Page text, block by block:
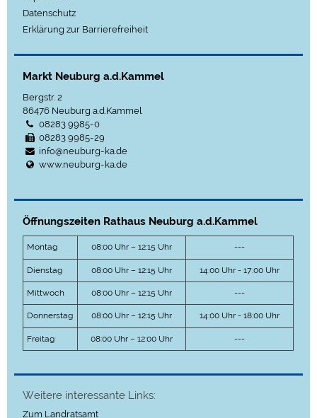
Datenschutz
Erklärung zur Barrierefreiheit
Markt Neuburg a.d.Kammel
Bergstr. 2
86476 Neuburg a.d.Kammel
08283 9985-0
08283 9985-29
info@neuburg-ka.de
www.neuburg-ka.de
Öffnungszeiten Rathaus Neuburg a.d.Kammel
Montag 08:00 Uhr – 12:15 Uhr ---
Dienstag 08:00 Uhr – 12:15 Uhr 14:00 Uhr - 17:00 Uhr
Mittwoch 08:00 Uhr – 12:15 Uhr ---
Donnerstag 08:00 Uhr – 12:15 Uhr 14:00 Uhr - 18:00 Uhr
Freitag 08:00 Uhr – 12:00 Uhr ---
Weitere interessante Links:
Zum Landratsamt